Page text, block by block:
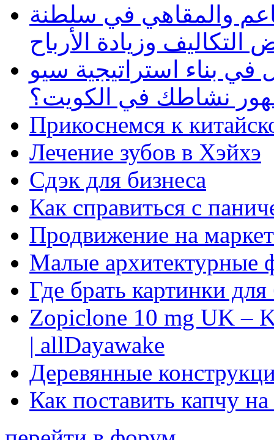
والمقاهي في سلطنة
وزيادة الأرباح
بناء استراتيجية سيو
نشاطك في الكويت؟
Прикоснемся к
Лечение зубов в Хэйхэ
Сдэк для бизнеса
Как справиться с
Продвижение на
Малые архитектурные
Где брать картинки
Zopiclone 10 mg UK –
| allDayawake
Деревянные
Как поставить капчу